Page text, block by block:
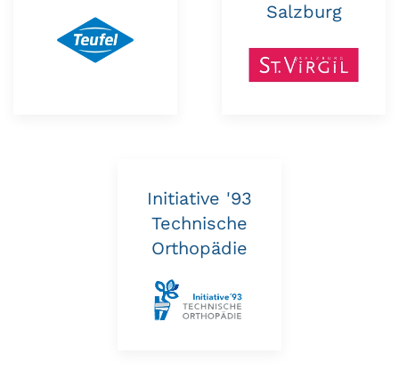
Salzburg
Initiative '93
Technische
Orthopädie